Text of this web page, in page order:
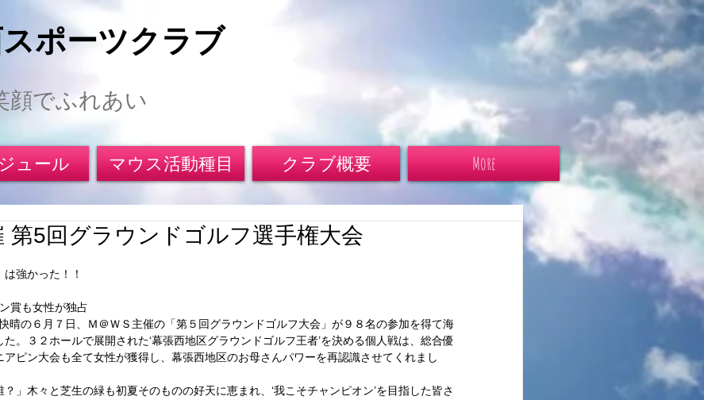
ポーツクラブ
顔でふれあい
ュール マウス活動種目 クラブ概要 More
第5回グラウンドゴルフ選手権大会
強かった！！
賞も女性が独占
晴の６月７日、Ｍ＠ＷＳ主催の「第５回グラウンドゴルフ大会」が９８名の参加を得て海
。３２ホールで展開された‘幕張西地区グラウンドゴルフ王者’を決める個人戦は、総合優
アピン大会も全て女性が獲得し、幕張西地区のお母さんパワーを再認識させてくれまし
？」木々と芝生の緑も初夏そのものの好天に恵まれ、‘我こそチャンピオン’を目指した皆さ